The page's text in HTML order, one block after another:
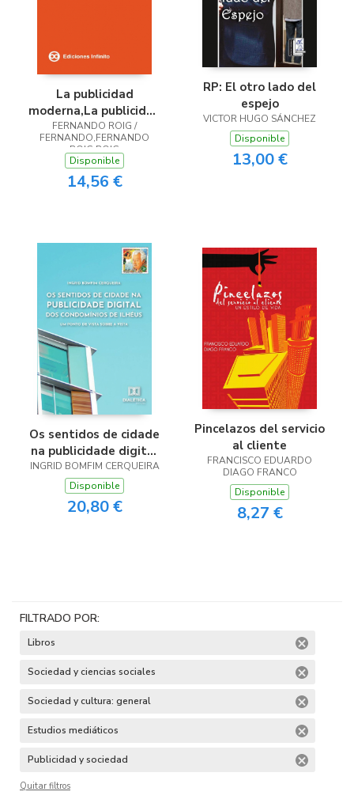
La publicidad
moderna,La publicidad
moderna
FERNANDO ROIG /
FERNANDO,FERNANDO
ROIG,ROIG
Disponible
14,56 €
RP: El otro lado del
espejo
VICTOR HUGO SÁNCHEZ
Disponible
13,00 €
Os sentidos de cidade
na publicidade digital
dos Condomínios de
Ilhéus
INGRID BOMFIM CERQUEIRA
Disponible
20,80 €
Pincelazos del servicio
al cliente
FRANCISCO EDUARDO
DIAGO FRANCO
Disponible
8,27 €
FILTRADO POR:
Libros
Sociedad y ciencias sociales
Sociedad y cultura: general
Estudios mediáticos
Publicidad y sociedad
Quitar filtros